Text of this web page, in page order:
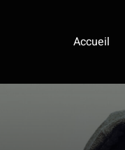
Accueil